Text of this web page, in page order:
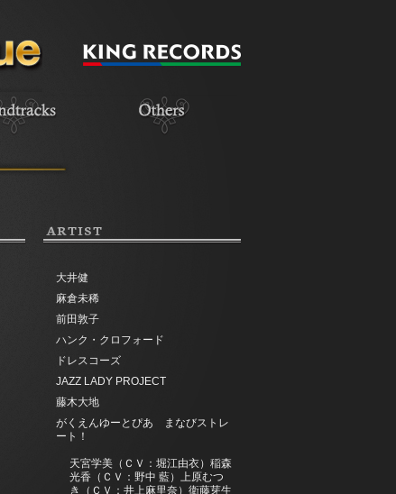
ARTIST
大井健
麻倉未稀
前田敦子
ハンク・クロフォード
ドレスコーズ
JAZZ LADY PROJECT
藤木大地
がくえんゆーとぴあ まなびストレ
ート！
天宮学美（ＣＶ：堀江由衣）稲森
光香（ＣＶ：野中 藍）上原むつ
き（ＣＶ：井上麻里奈）衛藤芽生